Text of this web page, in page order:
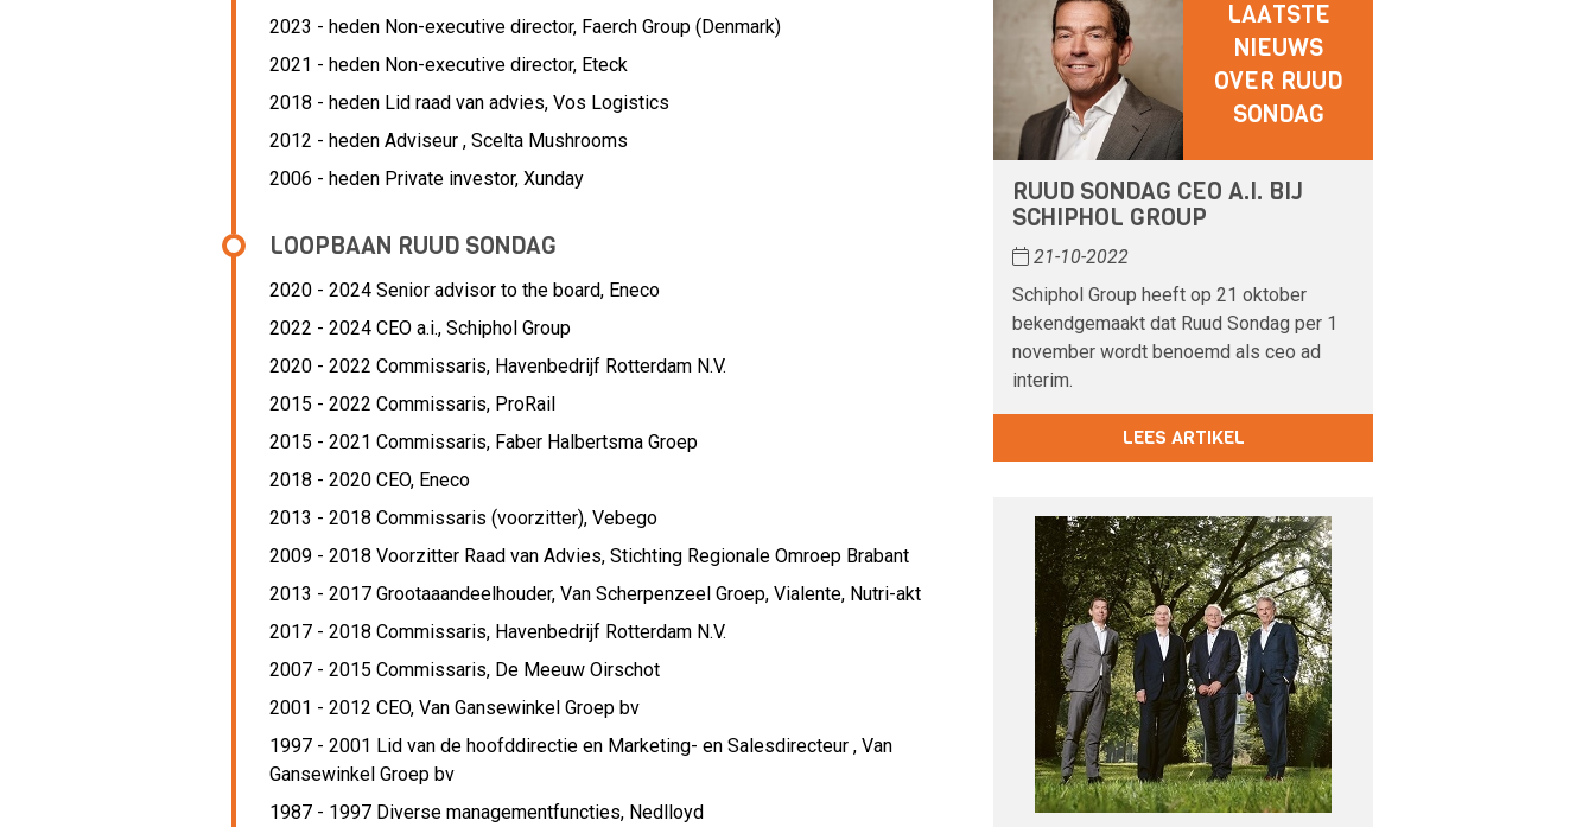
2023 - heden Non-executive director, Faerch Group (Denmark)
2021 - heden Non-executive director, Eteck
2018 - heden Lid raad van advies, Vos Logistics
2012 - heden Adviseur , Scelta Mushrooms
2006 - heden Private investor, Xunday
LOOPBAAN RUUD SONDAG
2020 - 2024 Senior advisor to the board, Eneco
2022 - 2024 CEO a.i., Schiphol Group
2020 - 2022 Commissaris, Havenbedrijf Rotterdam N.V.
2015 - 2022 Commissaris, ProRail
2015 - 2021 Commissaris, Faber Halbertsma Groep
2018 - 2020 CEO, Eneco
2013 - 2018 Commissaris (voorzitter), Vebego
2009 - 2018 Voorzitter Raad van Advies, Stichting Regionale Omroep Brabant
2013 - 2017 Grootaaandeelhouder, Van Scherpenzeel Groep, Vialente, Nutri-akt
2017 - 2018 Commissaris, Havenbedrijf Rotterdam N.V.
2007 - 2015 Commissaris, De Meeuw Oirschot
2001 - 2012 CEO, Van Gansewinkel Groep bv
1997 - 2001 Lid van de hoofddirectie en Marketing- en Salesdirecteur , Van
Gansewinkel Groep bv
1987 - 1997 Diverse managementfuncties, Nedlloyd
LAATSTE
NIEUWS
OVER RUUD
SONDAG
RUUD SONDAG CEO A.I. BIJ
SCHIPHOL GROUP
21-10-2022
Schiphol Group heeft op 21 oktober
bekendgemaakt dat Ruud Sondag per 1
november wordt benoemd als ceo ad
interim.
LEES ARTIKEL